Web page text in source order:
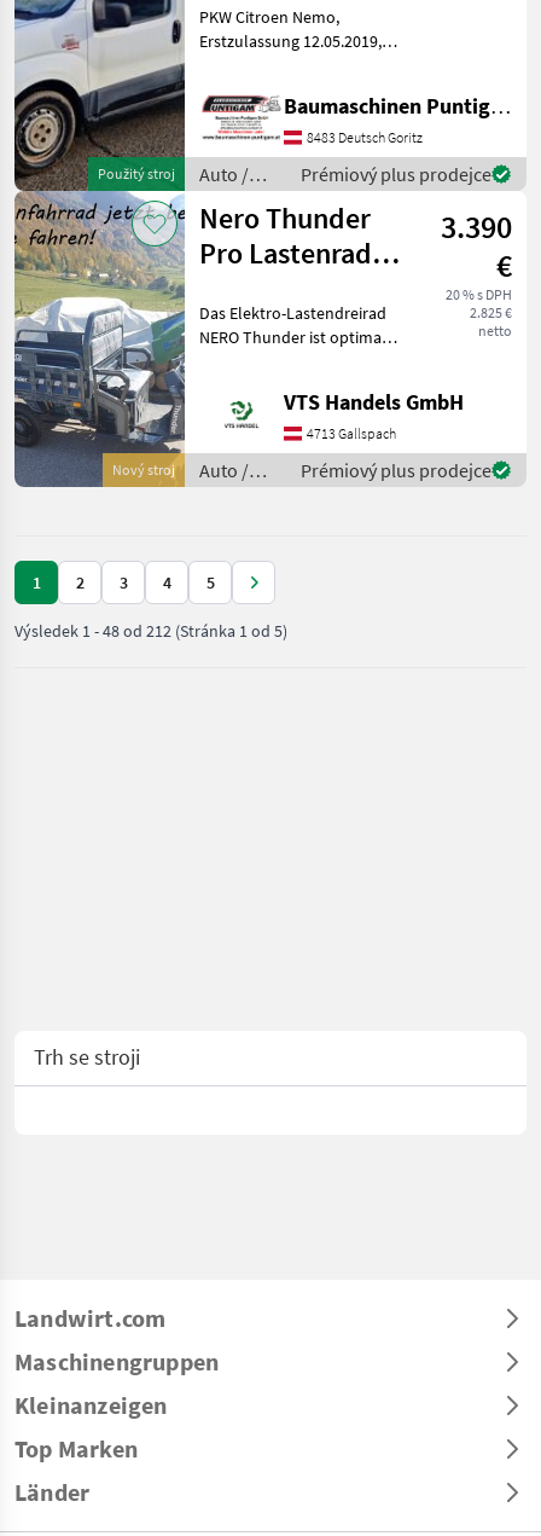
Použitý stroj
PKW Citroen Nemo,
Erstzulassung 12.05.2019,
1399 ccm, Eigengewicht
1117 kg, Nutzlast 508 kg,
Referenznummer: 5
Baumaschinen Puntigam GmbH
8483 Deutsch Goritz
Auto /
Motocykle
/ Sonstige
Prémiový plus prodejce
Nový stroj
Nero Thunder
Pro Lastenrad
3.390
€
20 % s DPH
2.825 €
netto
Das Elektro-Lastendreirad
NERO Thunder ist optimal
Alleskönner ist mit einem
1500W Elektromotor und
einer große
VTS Handels GmbH
4713 Gallspach
Auto /
Motocykle
Prémiový plus prodejce
1 2 3 4 5
Výsledek 1-48od 212 (Stránka 1 od 5)
Trh se stroji
Landwirt.com
Maschinengruppen
Kleinanzeigen
Top Marken
Länder